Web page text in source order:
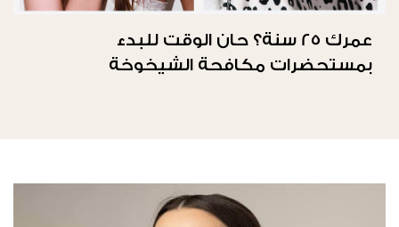
عمرك 25 سنة؟ حان الوقت للبدء
بمستحضرات مكافحة الشيخوخة